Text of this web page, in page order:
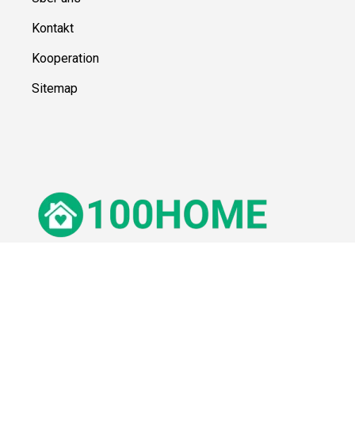
Kontakt
Kooperation
Sitemap